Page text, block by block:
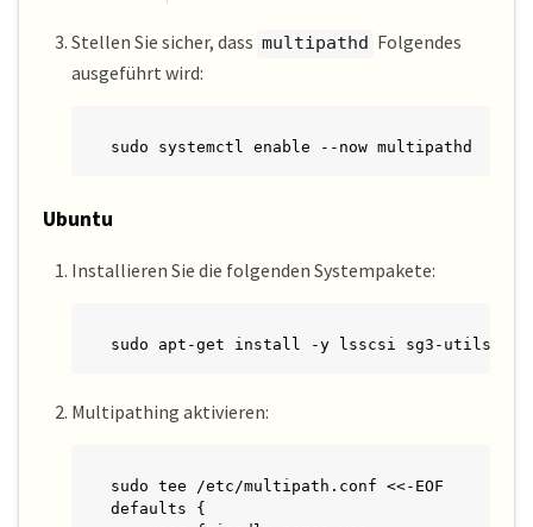
Stellen Sie sicher, dass multipathd Folgendes
ausgeführt wird:
sudo systemctl enable --now multipathd
Ubuntu
Installieren Sie die folgenden Systempakete:
sudo apt-get install -y lsscsi sg3-utils
Multipathing aktivieren:
sudo tee /etc/multipath.conf <<-EOF
defaults {